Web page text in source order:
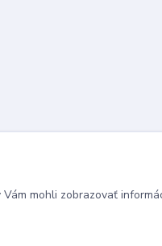
mohli zobrazovať